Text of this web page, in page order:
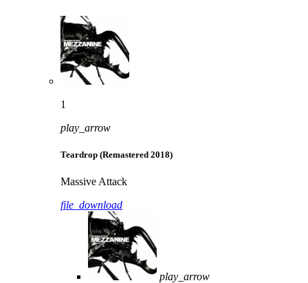
1
play_arrow
Teardrop (Remastered 2018)
Massive Attack
file_download
play_arrow